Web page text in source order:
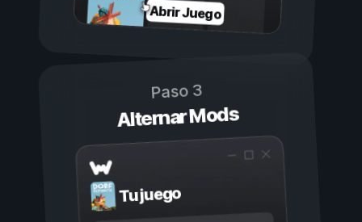
Abrir Juego
Paso 3
Alternar Mods
Tu juego